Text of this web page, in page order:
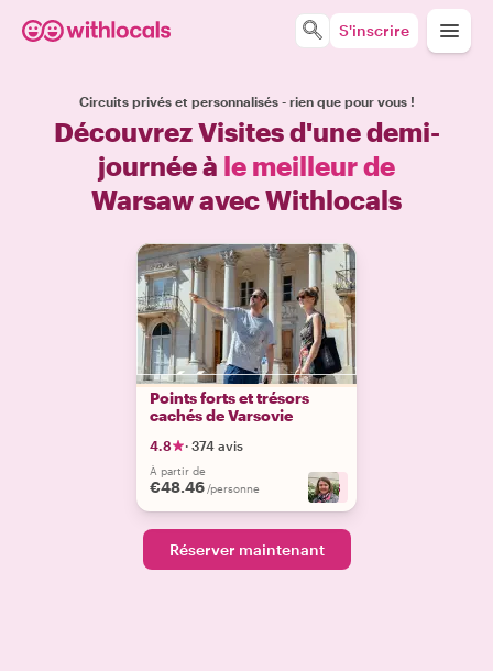
S'inscrire
Circuits privés et personnalisés - rien que pour vous !
Découvrez Visites d'une demi-
journée à le meilleur de
Warsaw avec Withlocals
Points forts et trésors
cachés de Varsovie
4.8 · 374 avis
À partir de
€48.46 /personne +3
Réserver maintenant